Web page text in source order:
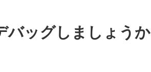
バッグしましょうか